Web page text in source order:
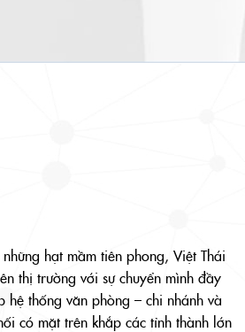
hạt mầm tiên phong, Việt Thái
thị trường với sự chuyển mình đầy
hệ thống văn phòng – chi nhánh và
có mặt trên khắp các tỉnh thành lớn